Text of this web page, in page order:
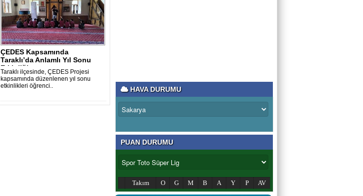
ÇEDES Kapsamında
Taraklı’da Anlamlı Yıl Sonu
Etkinliği..
Taraklı ilçesinde, ÇEDES Projesi
kapsamında düzenlenen yıl sonu
etkinlikleri öğrenci..
HAVA DURUMU
PUAN DURUMU
Takım O G M B A Y P AV